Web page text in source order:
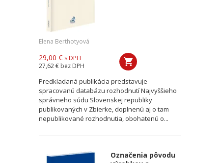
Elena Berthotyová
29,00 € s DPH
27,62 € bez DPH
Predkladaná publikácia predstavuje
spracovanú databázu rozhodnutí Najvyššieho
správneho súdu Slovenskej republiky
publikovaných v Zbierke, doplnenú aj o tam
nepublikované rozhodnutia, obohatenú o...
Označenia pôvodu